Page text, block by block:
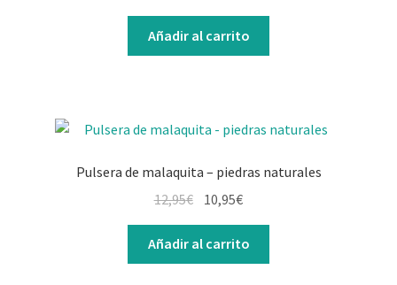
Añadir al carrito
Pulsera de malaquita – piedras naturales
12,95€ 10,95€
Añadir al carrito